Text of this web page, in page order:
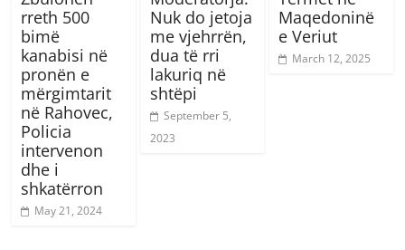
rreth 500
bimë
kanabisi në
pronën e
mërgimtarit
në Rahovec,
Policia
intervenon
dhe i
shkatërron
May 21, 2024
Nuk do jetoja
me vjehrrën,
dua të rri
lakuriq në
shtëpi
September 5,
2023
Maqedoninë
e Veriut
March 12, 2025